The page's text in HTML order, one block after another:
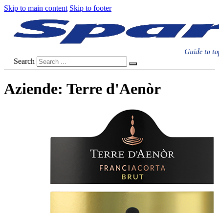
Skip to main content Skip to footer
Guide to
Search
Aziende: Terre d'Aenòr